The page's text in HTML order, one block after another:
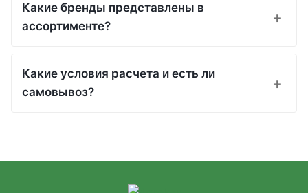
Какие бренды представлены в
ассортименте?
Какие условия расчета и есть ли
самовывоз?